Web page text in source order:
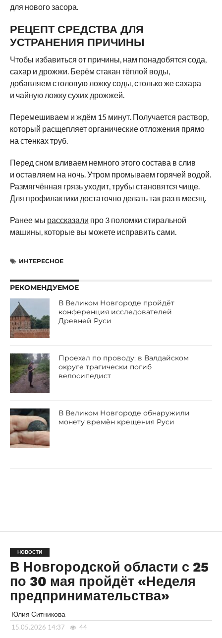
для нового засора.
РЕЦЕПТ СРЕДСТВА ДЛЯ
УСТРАНЕНИЯ ПРИЧИНЫ
Чтобы избавиться от причины, нам понадобятся сода,
сахар и дрожжи. Берём стакан тёплой воды,
добавляем столовую ложку соды, столько же сахара
и чайную ложку сухих дрожжей.
Перемешиваем и ждём 15 минут. Получается раствор,
который расщепляет органические отложения прямо
на стенках труб.
Перед сном вливаем немного этого состава в слив
и оставляем на ночь. Утром промываем горячей водой.
Размягчённая грязь уходит, трубы становятся чище.
Для профилактики достаточно делать так раз в месяц.
Ранее мы рассказали про 3 поломки стиральной
машины, которые вы можете исправить сами.
ИНТЕРЕСНОЕ
РЕКОМЕНДУЕМОЕ
В Великом Новгороде пройдёт
конференция исследователей
Древней Руси
Проехал по проводу: в Валдайском
округе трагически погиб
велосипедист
В Великом Новгороде обнаружили
монету времён крещения Руси
НОВОСТИ
В Новгородской области с 25
по 30 мая пройдёт «Неделя
предпринимательства»
Юлия Ситникова
15.05.2026 14:37 44